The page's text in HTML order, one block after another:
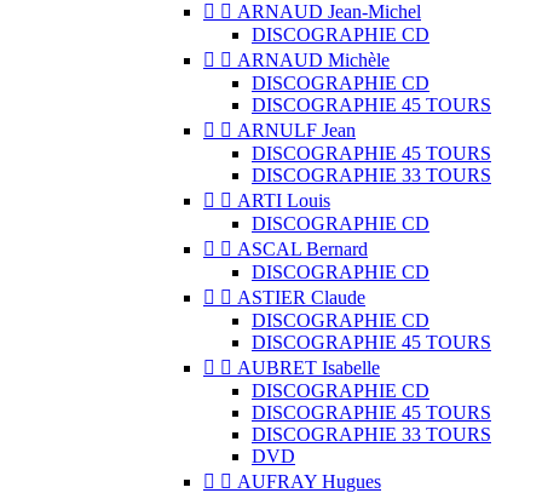
  ARNAUD Jean-Michel
DISCOGRAPHIE CD
  ARNAUD Michèle
DISCOGRAPHIE CD
DISCOGRAPHIE 45 TOURS
  ARNULF Jean
DISCOGRAPHIE 45 TOURS
DISCOGRAPHIE 33 TOURS
  ARTI Louis
DISCOGRAPHIE CD
  ASCAL Bernard
DISCOGRAPHIE CD
  ASTIER Claude
DISCOGRAPHIE CD
DISCOGRAPHIE 45 TOURS
  AUBRET Isabelle
DISCOGRAPHIE CD
DISCOGRAPHIE 45 TOURS
DISCOGRAPHIE 33 TOURS
DVD
  AUFRAY Hugues